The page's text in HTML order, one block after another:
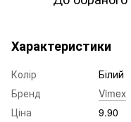
Характеристики
Колір
Білий
Бренд
Vimex
Ціна
9.90